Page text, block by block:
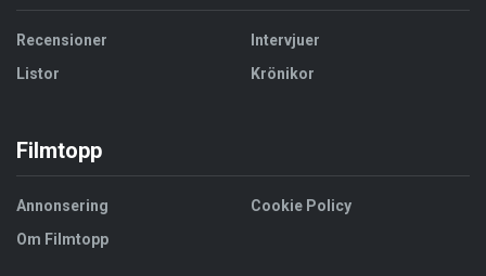
Recensioner
Listor
Intervjuer
Krönikor
Filmtopp
Annonsering
Om Filmtopp
Cookie Policy